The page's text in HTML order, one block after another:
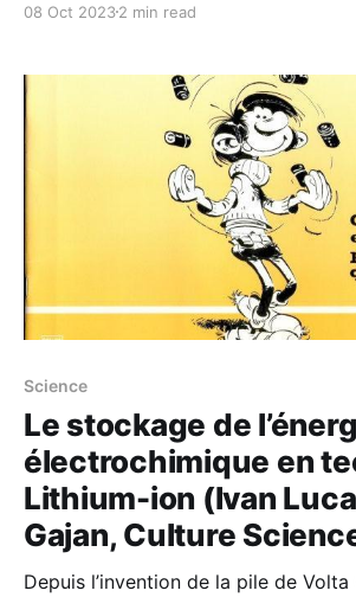
application qui ressemble à un
sont ces personnes ? Pourquoi font-
Agissent-elles comme
08 Oct 20232 min read
Science
Le stockage de
électrochimique en
Lithium-ion (Ivan
Gajan, Culture
Depuis l’invention de la pile de Volta